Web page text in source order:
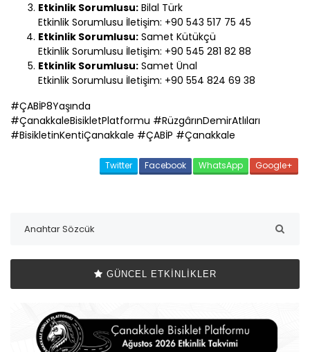
Etkinlik Sorumlusu: Bilal Türk
Etkinlik Sorumlusu İletişim: +90 543 517 75 45
Etkinlik Sorumlusu: Samet Kütükçü
Etkinlik Sorumlusu İletişim: +90 545 281 82 88
Etkinlik Sorumlusu: Samet Ünal
Etkinlik Sorumlusu İletişim: +90 554 824 69 38
#ÇABİP8Yaşında
#ÇanakkaleBisikletPlatformu #RüzgârınDemirAtlıları
#BisikletinKentiÇanakkale #ÇABİP #Çanakkale
Twitter Facebook WhatsApp Google+
GÜNCEL ETKINLIKLER